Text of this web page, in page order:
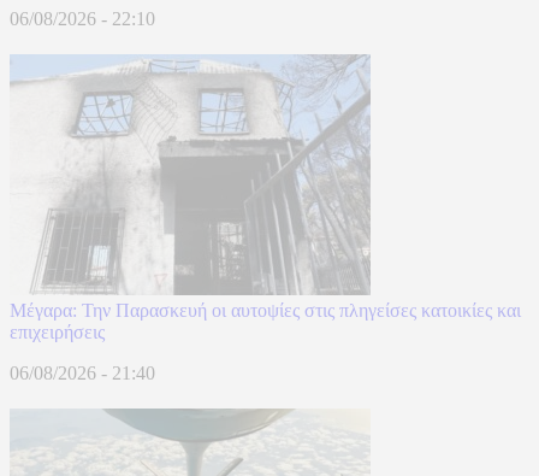
06/08/2026 - 22:10
Μέγαρα: Την Παρασκευή οι αυτοψίες στις πληγείσες κατοικίες και
επιχειρήσεις
06/08/2026 - 21:40